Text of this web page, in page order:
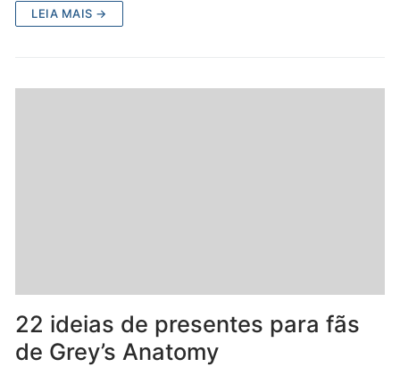
LEIA MAIS →
22 ideias de presentes para fãs
de Grey’s Anatomy